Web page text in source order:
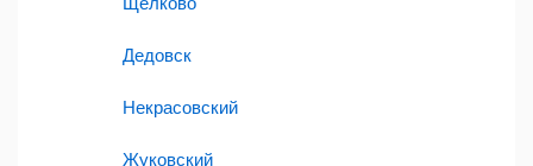
Дедовск
Некрасовский
Жуковский